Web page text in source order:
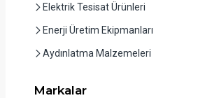
Elektrik Tesisat Ürünleri
Enerji Üretim Ekipmanları
Aydınlatma Malzemeleri
Markalar